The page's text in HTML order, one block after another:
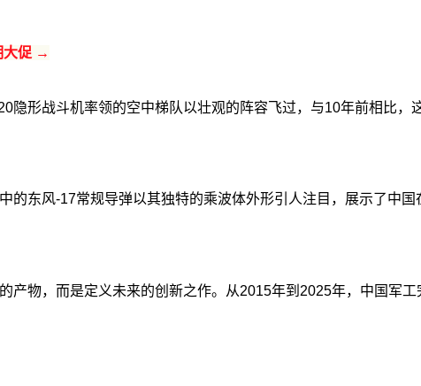
大促 →
隐形战斗机率领的空中梯队以壮观的阵容飞过，与10年前相比，
的东风-17常规导弹以其独特的乘波体外形引人注目，展示了中国
产物，而是定义未来的创新之作。从2015年到2025年，中国军工